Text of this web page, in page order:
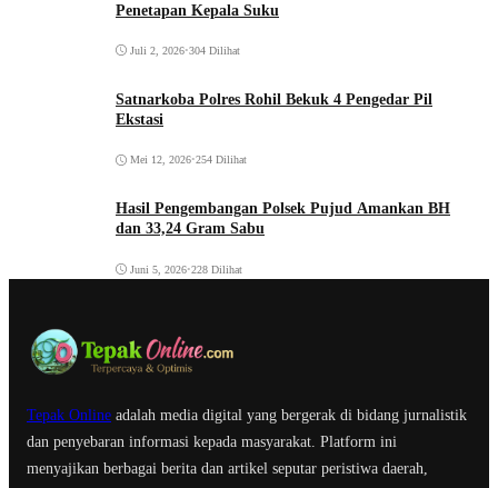
Penetapan Kepala Suku
Juli 2, 2026•304 Dilihat
Satnarkoba Polres Rohil Bekuk 4 Pengedar Pil
Ekstasi
Mei 12, 2026•254 Dilihat
Hasil Pengembangan Polsek Pujud Amankan BH
dan 33,24 Gram Sabu
Juni 5, 2026•228 Dilihat
Tepak Online adalah media digital yang bergerak di bidang jurnalistik
dan penyebaran informasi kepada masyarakat. Platform ini
menyajikan berbagai berita dan artikel seputar peristiwa daerah,